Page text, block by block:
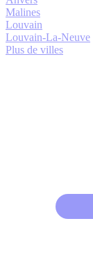
Malines
Louvain
Louvain-La-Neuve
Plus de villes